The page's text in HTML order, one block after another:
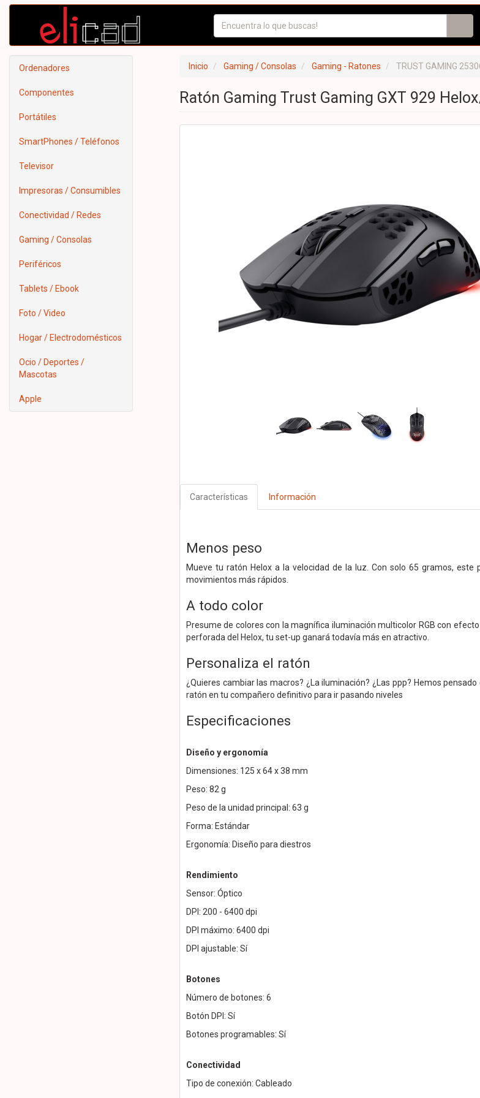
Ordenadores
Componentes
Portátiles
SmartPhones / Teléfonos
Televisor
Impresoras / Consumibles
Conectividad / Redes
Gaming / Consolas
Periféricos
Tablets / Ebook
Foto / Video
Hogar / Electrodomésticos
Ocio / Deportes /
Mascotas
Apple
Inicio Gaming / Consolas Gaming - Ratones TRUST GAMING
Ratón Gaming Trust Gaming GXT 929
Características Información
Menos peso
Mueve tu ratón Helox a la velocidad de la luz. Con solo 65 gramos,
movimientos más rápidos.
A todo color
Presume de colores con la magnífica iluminación multicolor RGB con
perforada del Helox, tu set-up ganará todavía más en atractivo.
Personaliza el ratón
¿Quieres cambiar las macros? ¿La iluminación? ¿Las ppp? Hemos
ratón en tu compañero definitivo para ir pasando niveles
Especificaciones
Diseño y ergonomía
Dimensiones: 125 x 64 x 38 mm
Peso: 82 g
Peso de la unidad principal: 63 g
Forma: Estándar
Ergonomía: Diseño para diestros
Rendimiento
Sensor: Óptico
DPI: 200 - 6400 dpi
DPI máximo: 6400 dpi
DPI ajustable: Sí
Botones
Número de botones: 6
Botón DPI: Sí
Botones programables: Sí
Conectividad
Tipo de conexión: Cableado